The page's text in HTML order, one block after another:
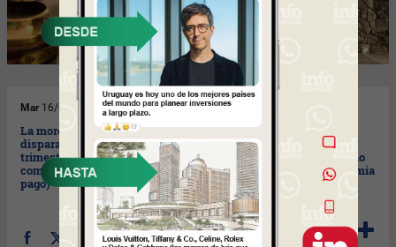
Mar 16/08/2022
La morosidad empresarial se
dispara un 42% en el primer
trimestre (73% de la deuda
comercial tiene retraso de
pago)
Jue
Que el lugar de vacaciones
acepte tu mascota puede
importar más que el destino
en sí mismo (lo que pandemia
nos dejó)